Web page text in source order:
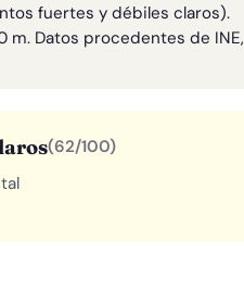
fuertes y débiles claros).
Datos procedentes de INE,
(62/100)